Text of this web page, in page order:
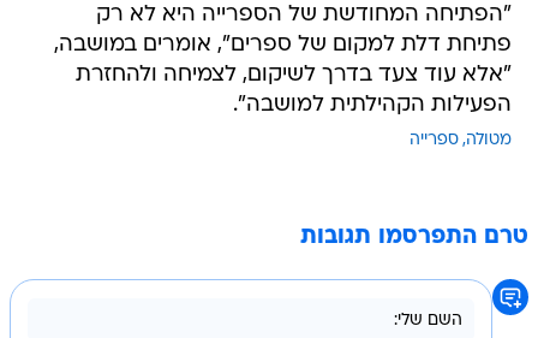
"הפתיחה המחודשת של הספרייה היא לא רק
פתיחת דלת למקום של ספרים", אומרים במושבה,
"אלא עוד צעד בדרך לשיקום, לצמיחה ולהחזרת
הפעילות הקהילתית למושבה".
מטולה ספרייה
טרם התפרסמו תגובות